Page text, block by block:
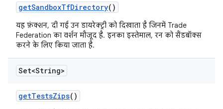
getSandboxTfDirectory()
यह फ़ंक्शन, दी गई उन डायरेक्ट्री को दिखाता है जिनमें Trade
Federation का वर्शन मौजूद है. इनका इस्तेमाल, रन को सैंडबॉक्स
करने के लिए किया जाता है.
Set<String>
getTestsZips()